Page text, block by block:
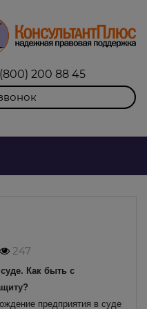
200 88 45
247
Как быть с
предприятия в суде